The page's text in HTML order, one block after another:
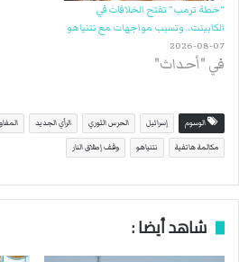
“خطة ترمب” تفتح الخلافات في
الكابينت.. وتسبب مواجهات مع نتنياهو
2026-08-07
في "أحداث"
الوسوم إسرائيل الحرس الثوري الرأي الجديد
مكالمة هاتفية نتنياهو وقف إطلاق النار
شاهد أيضا :